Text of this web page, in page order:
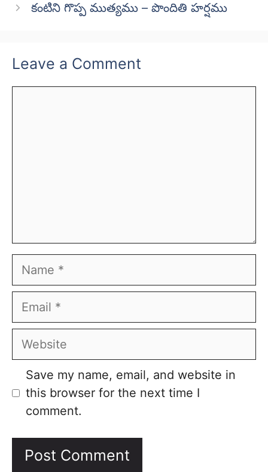
కంటిని గొప్ప ముత్యము – పొందితి హర్షము
Leave a Comment
Name
Email
Website
Save my name, email, and website in
this browser for the next time I
comment.